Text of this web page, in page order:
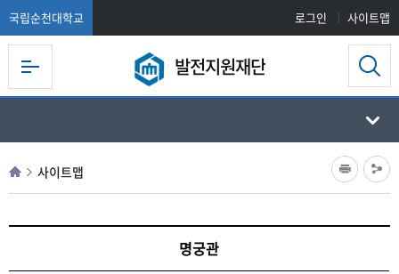
국립순천대학교 로그인 사이트맵
발전지원재단
사이트맵
명궁관